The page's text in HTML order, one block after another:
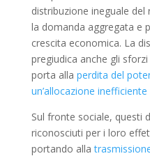
distribuzione ineguale
la domanda aggregata e
crescita economica. La
pregiudica anche gli
porta alla perdita del
un’allocazione
Sul fronte sociale, questi
riconosciuti per i loro
portando alla